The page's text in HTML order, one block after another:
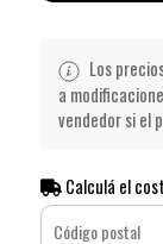
Los
a
vendedor si el
Calculá el